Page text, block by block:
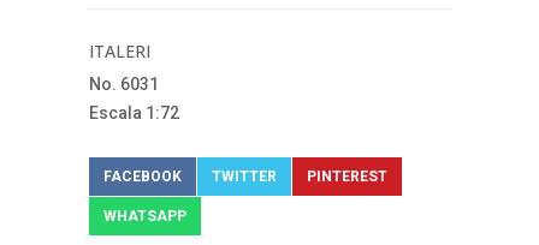
ITALERI
No. 6031
Escala 1:72
FACEBOOK TWITTER PINTEREST
WHATSAPP